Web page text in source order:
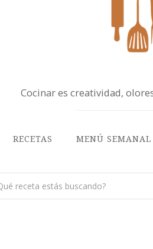
Cocinar es creatividad,
RECETAS MENÚ SEMANAL